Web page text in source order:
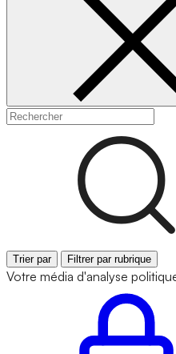
Trier par Filtrer par rubrique
Votre média d'analyse